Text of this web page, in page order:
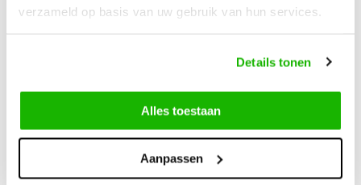
verzameld op basis van uw gebruik van hun services.
Details tonen
Alles toestaan
Aanpassen
comfort, while the side zip makes it easy to put on and take
off. This model is also suitable for insoles.